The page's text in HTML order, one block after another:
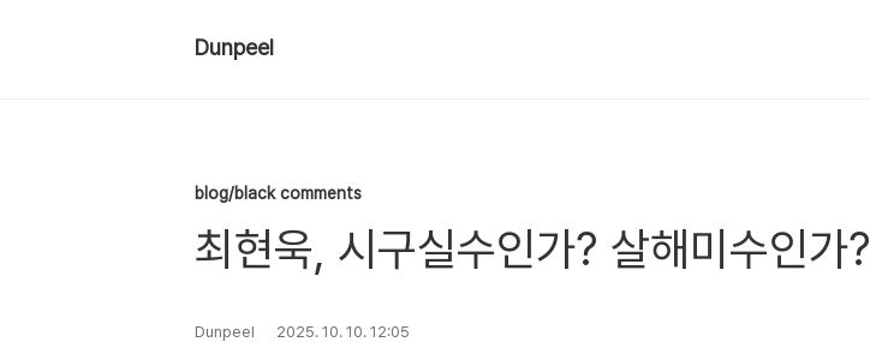
Dunpeel
blog/black comments
최현욱, 시구실수인가? 살해미수인가?
Dunpeel 2025. 10. 10. 12:05